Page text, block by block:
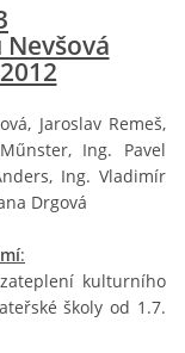
Jaroslav Remeš,
Ing. Pavel
Ing. Vladimír
Drgová
:
kulturního
školy od 1.7.